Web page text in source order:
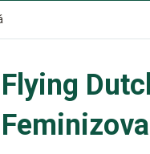
Flying